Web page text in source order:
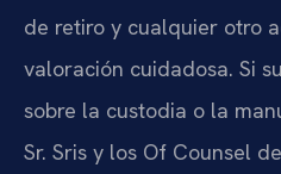
de retiro y cualquier otro
valoración cuidadosa. Si
sobre la custodia o la
Sr. Sris y los Of Counsel